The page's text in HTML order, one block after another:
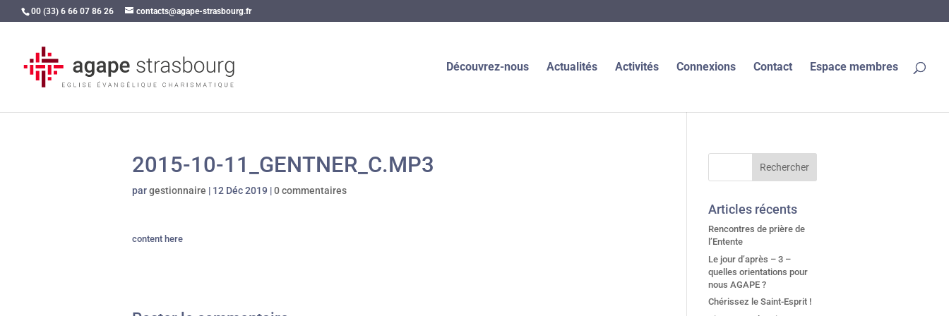
00 (33) 6 66 07 86 26 contacts@agape-strasbourg.fr
Découvrez-nous Actualités Activités Connexions Contact Espace membres
2015-10-11_GENTNER_C.MP3
pargestionnaire | 12 Déc 2019 |0 commentaires
content here
Articles récents
Rencontres de prière de
l’Entente
Le jour d’après – 3 –
quelles orientations pour
nous AGAPE ?
Chérissez le Saint-Esprit !